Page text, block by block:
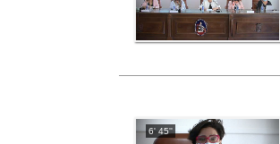
6' 45''